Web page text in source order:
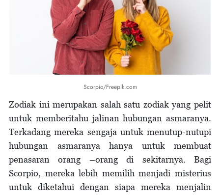
Scorpio/Freepik.com
Zodiak ini merupakan salah satu zodiak yang pelit
untuk memberitahu jalinan hubungan asmaranya.
Terkadang mereka sengaja untuk menutup-nutupi
hubungan asmaranya hanya untuk membuat
penasaran orang –orang di sekitarnya. Bagi
Scorpio, mereka lebih memilih menjadi misterius
untuk diketahui dengan siapa mereka menjalin